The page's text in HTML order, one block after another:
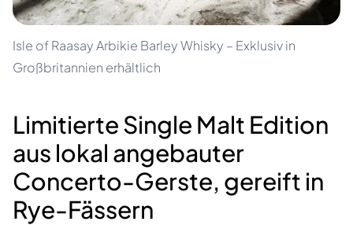
Isle of Raasay Arbikie Barley Whisky – Exklusiv in
Großbritannien erhältlich
Limitierte Single Malt Edition
aus lokal angebauter
Concerto-Gerste, gereift in
Rye-Fässern